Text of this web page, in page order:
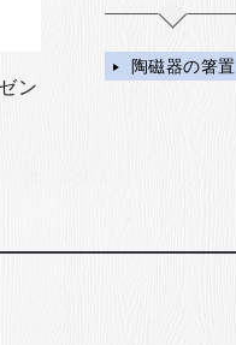
ン
陶磁器の箸置